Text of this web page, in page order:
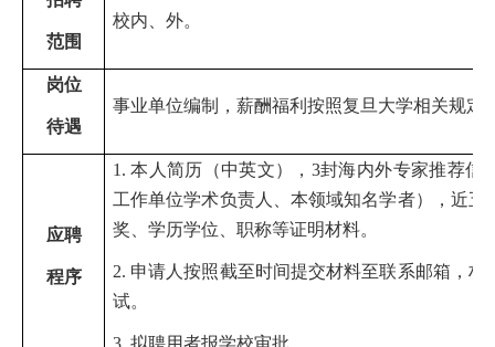
范围
校内、外。
岗位
待遇
事业单位编制，薪酬福利按照复旦大学相关规定
应聘
程序
1.本人简历（中英文），3封海内外专家推荐信
工作单位学术负责人、本领域知名学者），近五
奖、学历学位、职称等证明材料。
2. 申请人按照截至时间提交材料至联系邮箱，材
试。